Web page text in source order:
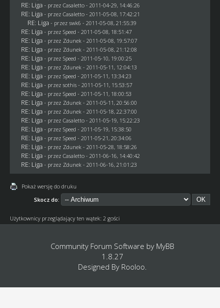
RE: Liga - przez Casaletto- 2011-04-29, 14:46:26
RE: Liga - przez Casaletto- 2011-05-08, 17:42:21
RE: Liga - przez swk6 - 2011-05-08, 21:55:39
RE: Liga - przez Speed - 2011-05-08, 18:51:47
RE: Liga - przez Zdunek - 2011-05-08, 19:57:07
RE: Liga - przez Zdunek - 2011-05-08, 21:12:08
RE: Liga - przez Speed - 2011-05-10, 19:00:25
RE: Liga - przez Zdunek - 2011-05-11, 12:04:13
RE: Liga - przez Speed - 2011-05-11, 13:34:23
RE: Liga - przez sothis- 2011-05-11, 15:53:57
RE: Liga - przez Speed - 2011-05-11, 18:00:53
RE: Liga - przez Zdunek - 2011-05-11, 20:56:00
RE: Liga - przez Zdunek - 2011-05-18, 22:37:00
RE: Liga - przez Casaletto- 2011-05-19, 15:22:23
RE: Liga - przez Speed - 2011-05-19, 15:38:50
RE: Liga - przez Speed - 2011-05-21, 20:34:06
RE: Liga - przez Zdunek - 2011-05-28, 18:58:26
RE: Liga - przez Casaletto- 2011-06-16, 14:40:42
RE: Liga - przez Zdunek - 2011-06-16, 21:01:23
Pokaż wersję do druku
Skocz do:
Użytkownicy przeglądający ten wątek: 2 gości
Community Forum Software by MyBB
1.8.27
Designed By Rooloo